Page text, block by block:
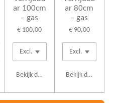
ar 100cm
– gas
€ 100,00
Bekijk details
ar 80cm
– gas
€ 90,00
Bekijk details